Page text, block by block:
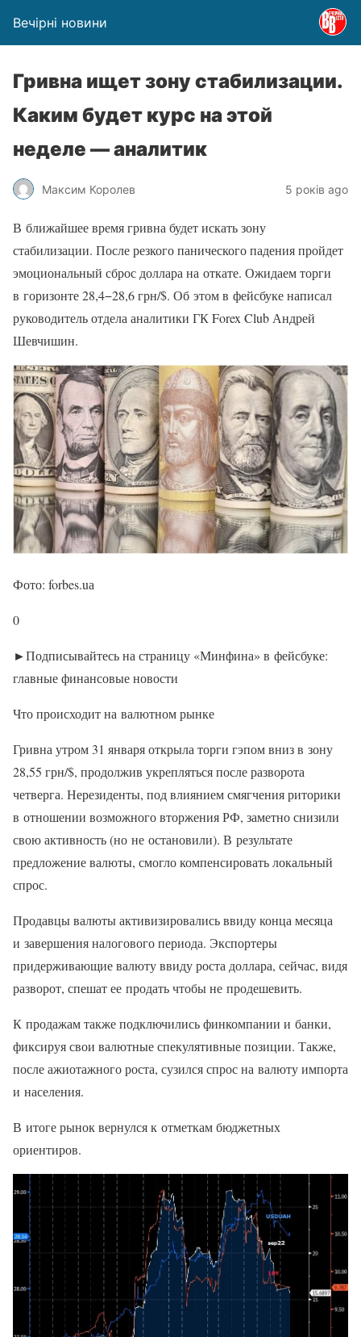
Вечірні новини
Гривна ищет зону стабилизации.
Каким будет курс на этой
неделе — аналитик
Максим Королев 5 років ago
В ближайшее время гривна будет искать зону
стабилизации. После резкого панического падения пройдет
эмоциональный сброс доллара на откате. Ожидаем торги
в горизонте 28,4−28,6 грн/$. Об этом в фейсбуке написал
руководитель отдела аналитики ГК Forex Club Андрей
Шевчишин.
Фото: forbes.uа
0
►Подписывайтесь на страницу «Минфина» в фейсбуке:
главные финансовые новости
Что происходит на валютном рынке
Гривна утром 31 января открыла торги гэпом вниз в зону
28,55 грн/$, продолжив укрепляться после разворота
четверга. Нерезиденты, под влиянием смягчения риторики
в отношении возможного вторжения РФ, заметно снизили
свою активность (но не остановили). В результате
предложение валюты, смогло компенсировать локальный
спрос.
Продавцы валюты активизировались ввиду конца месяца
и завершения налогового периода. Экспортеры
придерживающие валюту ввиду роста доллара, сейчас, видя
разворот, спешат ее продать чтобы не продешевить.
К продажам также подключились финкомпании и банки,
фиксируя свои валютные спекулятивные позиции. Также,
после ажиотажного роста, сузился спрос на валюту импорта
и населения.
В итоге рынок вернулся к отметкам бюджетных
ориентиров.